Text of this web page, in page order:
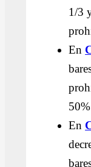
1/3
En
En